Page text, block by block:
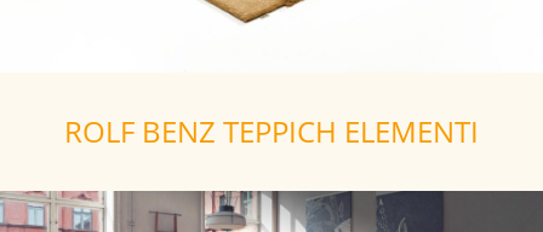
ROLF BENZ TEPPICH ELEMENTI